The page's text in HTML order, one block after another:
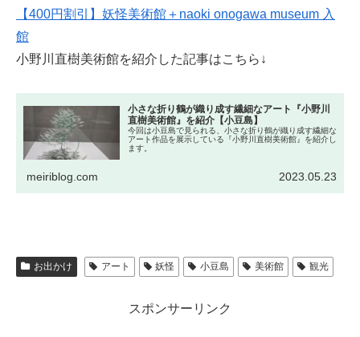
【400円割引】妖怪美術館＋naoki onogawa museum 入
館
小野川直樹美術館を紹介した記事はこちら↓
小さな折り鶴が織り成す繊細なアート『小野川
直樹美術館』を紹介【小豆島】
今回は小豆島で見られる、小さな折り鶴が織り成す繊細な
アート作品を展示している『小野川直樹美術館』を紹介し
ます。
meiriblog.com 2023.05.23
お出かけ アート 妖怪 小豆島 美術館 観光
スポンサーリンク